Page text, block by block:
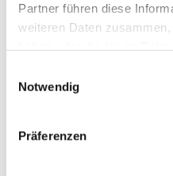
Partner führen diese
weiteren Daten
Notwendig
Präferenzen
Know-how
Genderneutrale
Kontakt
DE